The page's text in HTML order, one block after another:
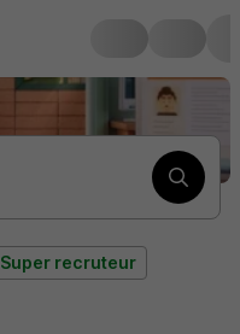
Super recruteur